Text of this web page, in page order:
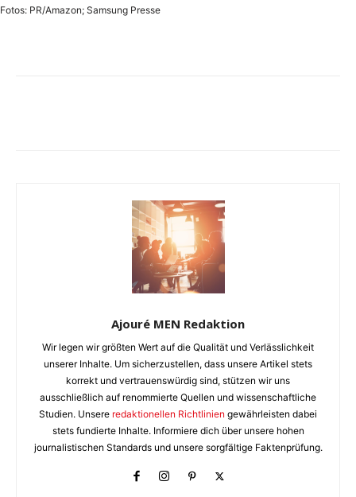
Fotos: PR/Amazon; Samsung Presse
Ajouré MEN Redaktion
Wir legen wir größten Wert auf die Qualität und Verlässlichkeit
unserer Inhalte. Um sicherzustellen, dass unsere Artikel stets
korrekt und vertrauenswürdig sind, stützen wir uns
ausschließlich auf renommierte Quellen und wissenschaftliche
Studien. Unsere redaktionellen Richtlinien gewährleisten dabei
stets fundierte Inhalte. Informiere dich über unsere hohen
journalistischen Standards und unsere sorgfältige Faktenprüfung.